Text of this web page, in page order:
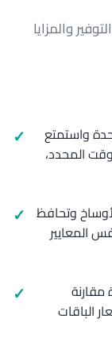
والمزايا
واستمتع
المحدد،
وتحافظ
المعايير
مقارنة
حتى 30% مع أسعار الباقات